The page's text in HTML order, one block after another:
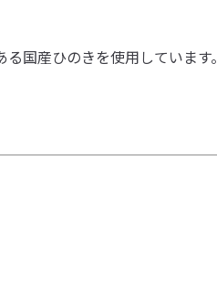
国産ひのきを使用しています。